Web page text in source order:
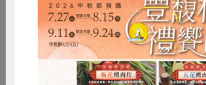
常溫
$750
750毫升
全素 常溫
$725